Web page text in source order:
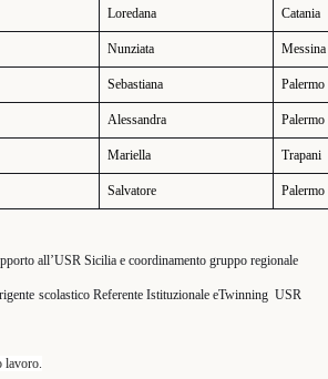
Loredana Catania
Nunziata Messina
Sebastiana Palermo
Alessandra Palermo
Mariella Trapani
Salvatore Palermo
all’USR Sicilia e coordinamento gruppo regionale
scolastico Referente Istituzionale eTwinning USR
lavoro.